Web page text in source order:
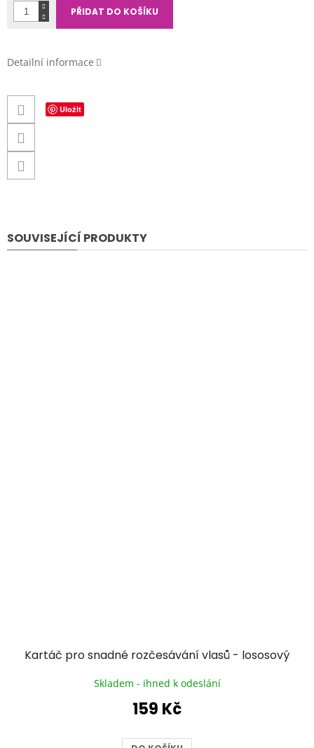
PŘIDAT DO KOŠÍKU
Detailní informace
Uložit
SOUVISEJÍCÍ PRODUKTY
Kartáč pro snadné rozčesávání vlasů - lososový
Skladem - ihned k odeslání
159 Kč